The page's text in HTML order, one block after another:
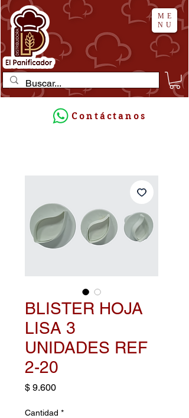
ME
NU
Contáctanos
BLISTER HOJA
LISA 3
UNIDADES REF
2-20
$ 9.600Precio
Cantidad *